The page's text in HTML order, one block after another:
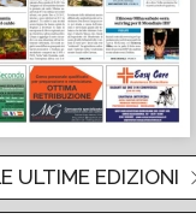
ULTIME EDIZIONI